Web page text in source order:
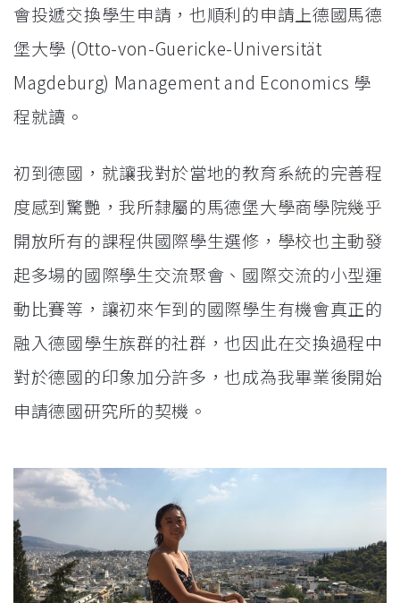
會投遞交換學生申請，也順利的申請上德國馬德
堡大學 (Otto-von-Guericke-Universität
Magdeburg) Management and Economics 學
程就讀。
初到德國，就讓我對於當地的教育系統的完善程
度感到驚艷，我所隸屬的馬德堡大學商學院幾乎
開放所有的課程供國際學生選修，學校也主動發
起多場的國際學生交流聚會、國際交流的小型運
動比賽等，讓初來乍到的國際學生有機會真正的
融入德國學生族群的社群，也因此在交換過程中
對於德國的印象加分許多，也成為我畢業後開始
申請德國研究所的契機。